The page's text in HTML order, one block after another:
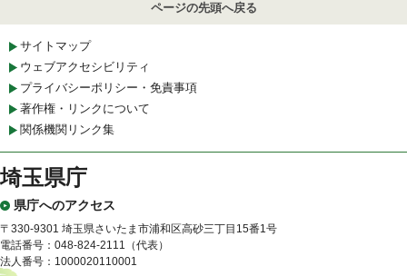
ページの先頭へ戻る
サイトマップ
ウェブアクセシビリティ
プライバシーポリシー・免責事項
著作権・リンクについて
関係機関リンク集
埼玉県庁
県庁へのアクセス
〒330-9301 埼玉県さいたま市浦和区高砂三丁目15番1号
電話番号：048-824-2111（代表）
法人番号：1000020110001